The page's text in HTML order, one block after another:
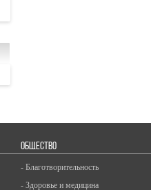
ОБЩЕСТВО
- Благотворительность
- Здоровье и медицина